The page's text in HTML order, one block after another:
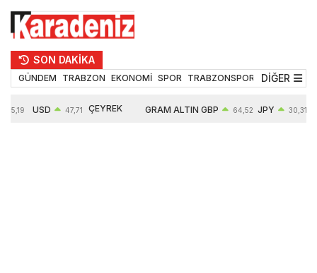
SON DAKİKA
GÜNDEM TRABZON EKONOMİ SPOR TRABZONSPOR TEKNOLOJİ
DİĞER
55,19 USD 47,71 ÇEYREK GRAM ALTIN GBP 64,52 JPY 30,31